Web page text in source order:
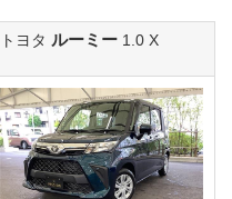
トヨタ ルーミー 1.0 X